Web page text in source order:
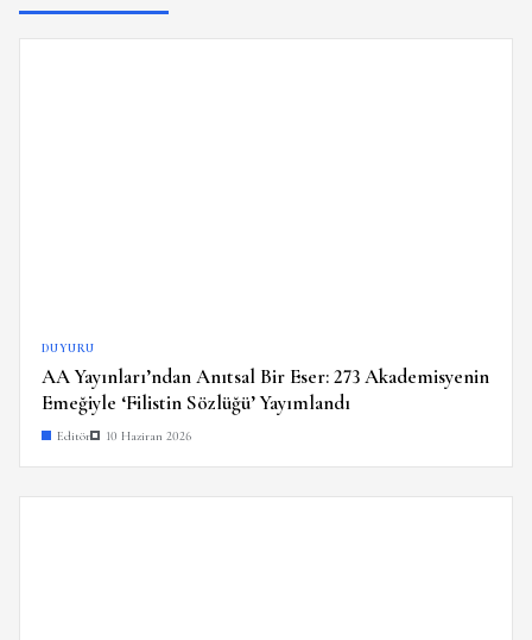
DUYURU
AA Yayınları’ndan Anıtsal Bir Eser: 273 Akademisyenin
Emeğiyle ‘Filistin Sözlüğü’ Yayımlandı
Editör 10 Haziran 2026